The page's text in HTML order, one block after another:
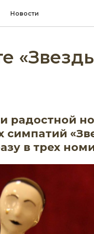
Новости
радостной
в трех